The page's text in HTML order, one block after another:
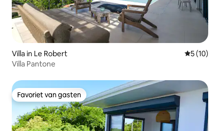
Villa in Le Robert
5 (10)
Villa Pantone
Favoriet van gasten
Favoriet van gasten